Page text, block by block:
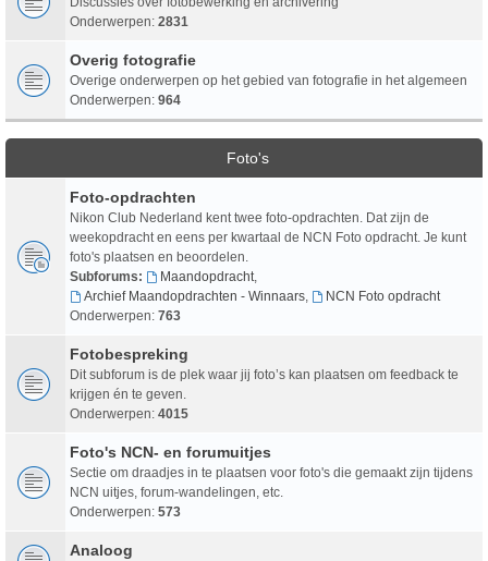
Onderwerpen: 2831
Overig fotografie
Overige onderwerpen op het gebied van fotografie in het algemeen
Onderwerpen: 964
Foto's
Foto-opdrachten
Nikon Club Nederland kent twee foto-opdrachten. Dat zijn de
weekopdracht en eens per kwartaal de NCN Foto opdracht. Je kunt
foto's plaatsen en beoordelen.
Subforums:
Maandopdracht,
Archief Maandopdrachten - Winnaars,
NCN Foto opdracht
Onderwerpen: 763
Fotobespreking
Dit subforum is de plek waar jij foto’s kan plaatsen om feedback te
krijgen én te geven.
Onderwerpen: 4015
Foto's NCN- en forumuitjes
Sectie om draadjes in te plaatsen voor foto's die gemaakt zijn tijdens
NCN uitjes, forum-wandelingen, etc.
Onderwerpen: 573
Analoog